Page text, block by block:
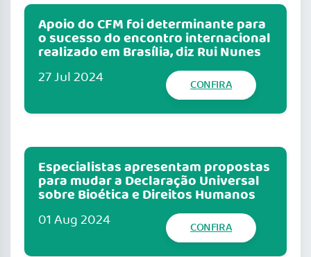
Apoio do CFM foi determinante para
o sucesso do encontro internacional
realizado em Brasília, diz Rui Nunes
27 Jul 2024 CONFIRA
Especialistas apresentam propostas
para mudar a Declaração Universal
sobre Bioética e Direitos Humanos
01 Aug 2024 CONFIRA